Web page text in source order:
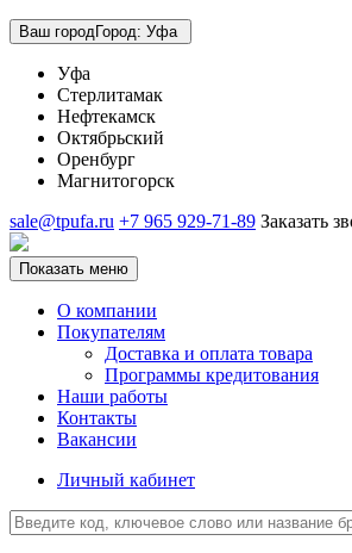
Ваш городГород: Уфа
Уфа
Стерлитамак
Нефтекамск
Октябрьский
Оренбург
Магнитогорск
sale@tpufa.ru +7 965 929-71-89 Заказать
Показать меню
О компании
Покупателям
Доставка и оплата товара
Программы кредитования
Наши работы
Контакты
Вакансии
Личный кабинет